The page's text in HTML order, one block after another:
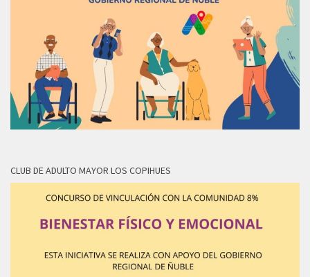
CLUB DE ADULTO MAYOR LOS COPIHUES